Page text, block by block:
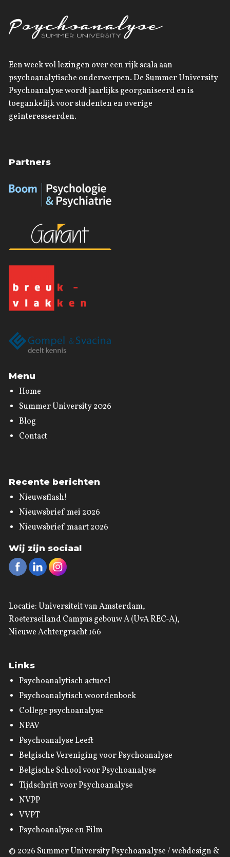
Een week vol lezingen over een rijk scala aan
psychoanalytische onderwerpen. De Summer University
Psychoanalyse wordt jaarlijks georganiseerd en is
toegankelijk voor studenten en overige
geïnteresseerden.
Partners
Menu
Home
Summer University 2026
Blog
Contact
Recente berichten
Nieuwsflash!
Nieuwsbrief mei 2026
Nieuwsbrief maart 2026
Wij zijn sociaal
Locatie: Universiteit van Amsterdam,
Roeterseiland Campus gebouw A (UvA REC-A),
Nieuwe Achtergracht 166
Links
Psychoanalytisch actueel
Psychoanalytisch woordenboek
College psychoanalyse
NPAV
Psychoanalyse Leeft
Belgische Vereniging voor Psychoanalyse
Belgische School voor Psychoanalyse
Tijdschrift voor Psychoanalyse
NVPP
VVPT
Psychoanalyse en Film
© 2026 Summer University Psychoanalyse/ webdesign &